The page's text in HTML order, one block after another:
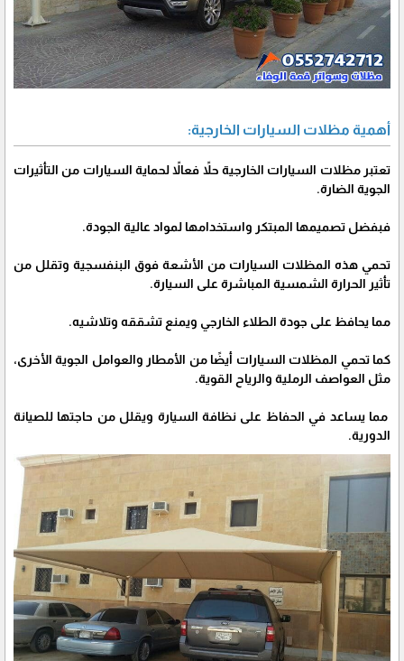
أهمية مظلات السيارات الخارجية:
تعتبر مظلات السيارات الخارجية حلاً فعالاً لحماية السيارات من التأثيرات
الجوية الضارة.
فبفضل تصميمها المبتكر واستخدامها لمواد عالية الجودة.
تحمي هذه المظلات السيارات من الأشعة فوق البنفسجية وتقلل من
تأثير الحرارة الشمسية المباشرة على السيارة.
مما يحافظ على جودة الطلاء الخارجي ويمنع تشققه وتلاشيه.
كما تحمي المظلات السيارات أيضًا من الأمطار والعوامل الجوية الأخرى،
مثل العواصف الرملية والرياح القوية.
مما يساعد في الحفاظ على نظافة السيارة ويقلل من حاجتها للصيانة
الدورية.